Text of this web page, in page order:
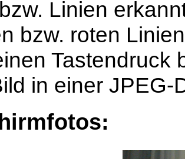
Linien
bzw. roten
Tastendruck
in einer JPEG-